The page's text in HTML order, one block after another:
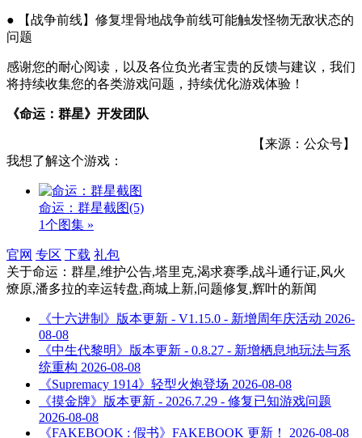
● 【战争前线】修复埋骨地战争前线可能触发怪物无敌状态的
问题
感谢您的耐心阅读，以及各位负光者宝贵的反馈与建议，我们
将持续收集您的各类游戏问题，持续优化游戏体验！
《命运：群星》开发团队
【来源：公众号】
我想了解这个游戏：
命运：群星截图(5)
1个图集 »
官网 专区 下载 礼包
关于命运：群星,维护公告,塔里克,渴求赛季,战斗通行证,风火
燎原,潘多拉的幸运转盘,商城上新,问题修复,辉叶的新闻
《十六进制》版本更新 - V1.15.0 - 新增周年庆活动 2026-
08-08
《中生代黎明》版本更新 - 0.8.27 - 新增栖息地玩法与系
统重构 2026-08-08
《Supremacy 1914》轻型火炮登场 2026-08-08
《摸金牌》版本更新 - 2026.7.29 - 修复已知游戏问题
2026-08-08
《FAKEBOOK : 假书》FAKEBOOK 更新！
2026-08-08